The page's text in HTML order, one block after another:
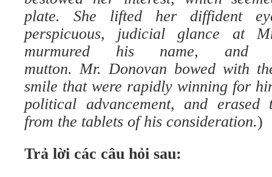
plate. She lifted her diffident
perspicuous, judicial glance at
murmured his name, and
mutton. Mr. Donovan bowed with
smile that were rapidly winning for
political advancement, and erased
from the tablets of his consideration.)
Trả lời các câu hỏi sau: